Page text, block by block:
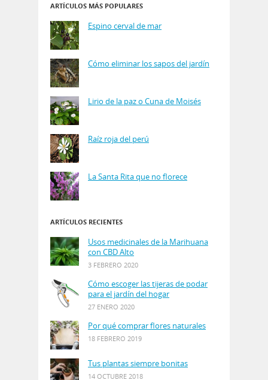
ARTÍCULOS MÁS POPULARES
Espino cerval de mar
Cómo eliminar los sapos del jardín
Lirio de la paz o Cuna de Moisés
Raíz roja del perú
La Santa Rita que no florece
ARTÍCULOS RECIENTES
Usos medicinales de la Marihuana
con CBD Alto
3 FEBRERO 2020
Cómo escoger las tijeras de podar
para el jardín del hogar
27 ENERO 2020
Por qué comprar flores naturales
18 FEBRERO 2019
Tus plantas siempre bonitas
14 OCTUBRE 2018